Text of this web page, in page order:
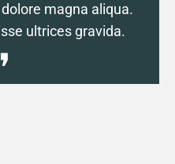
magna aliqua.
ultrices gravida.